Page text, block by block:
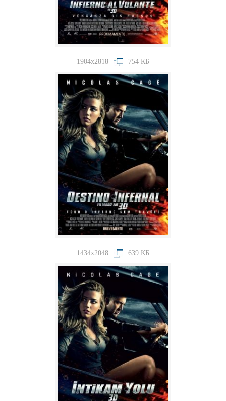
1904x2818 754 КБ
1434x2048 639 КБ